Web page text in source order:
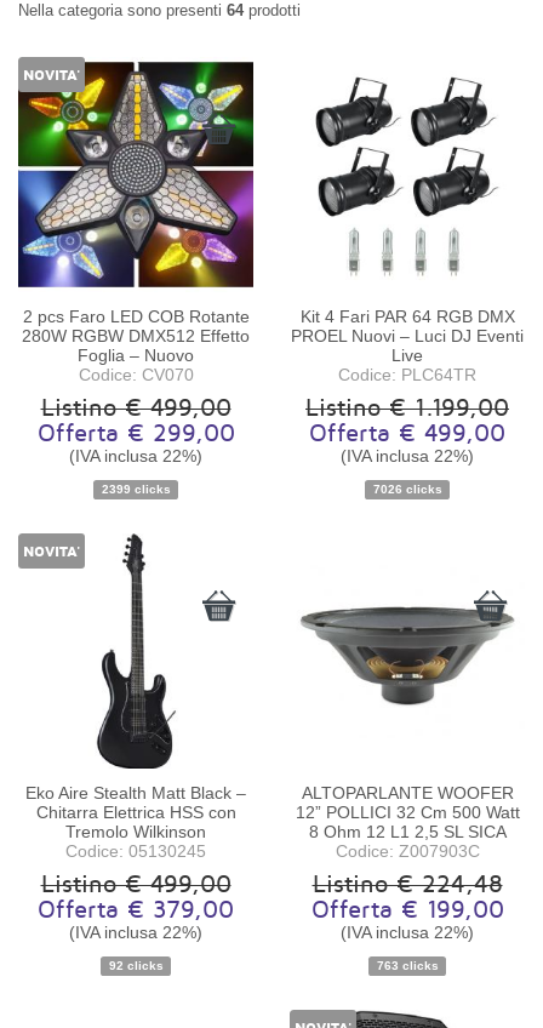
Nella categoria sono presenti 64prodotti
NOVITA'
Disponibilità:Disponibile
2 pcs Faro LED COB Rotante
280W RGBW DMX512 Effetto
Foglia – Nuovo
Codice: CV070
Listino € 499,00
Offerta € 299,00
(IVA inclusa 22%)
2399 clicks
Disponibilità:Non disponibile
Kit 4 Fari PAR 64 RGB DMX
PROEL Nuovi – Luci DJ Eventi
Live
Codice: PLC64TR
Listino € 1.199,00
Offerta € 499,00
(IVA inclusa 22%)
7026 clicks
NOVITA'
Disponibilità:Pezzo unico
Eko Aire Stealth Matt Black –
Chitarra Elettrica HSS con
Tremolo Wilkinson
Codice: 05130245
Listino € 499,00
Offerta € 379,00
(IVA inclusa 22%)
92 clicks
Disponibilità:Ordinabile
ALTOPARLANTE WOOFER
12” POLLICI 32 Cm 500 Watt
8 Ohm 12 L1 2,5 SL SICA
Codice: Z007903C
Listino € 224,48
Offerta € 199,00
(IVA inclusa 22%)
763 clicks